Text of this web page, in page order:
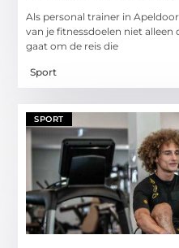
Als personal trainer in
van je fitnessdoelen niet
gaat om de reis die
Sport
SPORT